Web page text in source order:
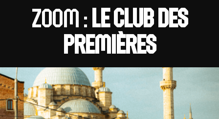
Zoom : Le club des
premières